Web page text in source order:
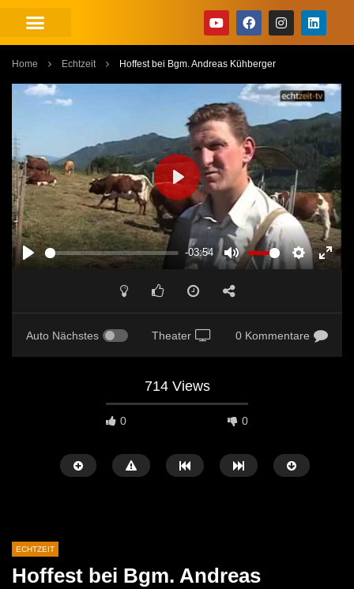
Home Echtzeit Hoffest bei Bgm. Andreas Kühberger
-03:54
MUTE SETTINGS
PLAY
Auto Nächstes Theater 0 Kommentare
714 Views
0 0
ECHTZEIT
Hoffest bei Bgm. Andreas